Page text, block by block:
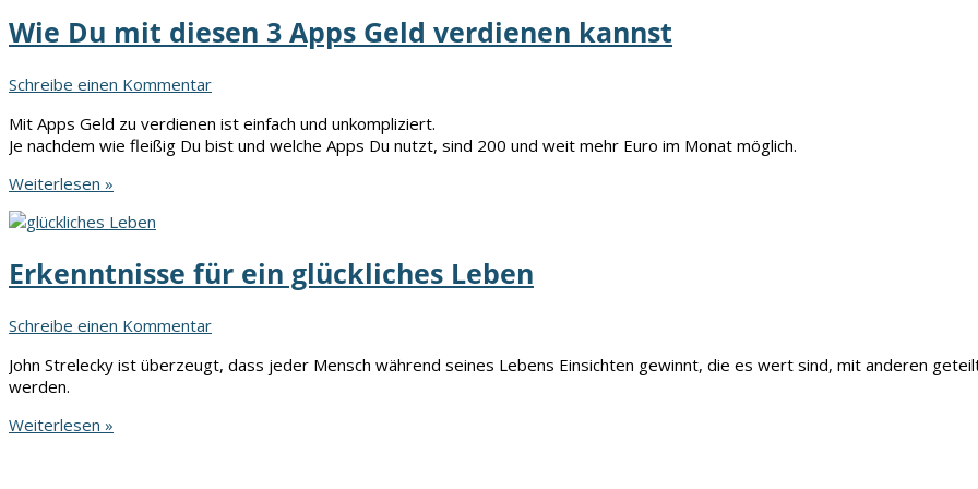
orientiertes
Unternehmertum
Wie Du mit diesen 3 Apps Geld verdienen kannst
Schreibe einen Kommentar
Mit Apps Geld zu verdienen ist einfach und unkompliziert.
Je nachdem wie fleißig Du bist und welche Apps Du nutzt, sind 200 und weit mehr Euro im Monat möglich.
Wie
mit
3
Apps
verdienen
kannst
Weiterlesen »
Erkenntnisse für ein glückliches Leben
Schreibe einen Kommentar
John Strelecky ist überzeugt, dass jeder Mensch während seines Lebens Einsichten gewinnt, die es wert sind, mit anderen
werden.
Erkenntnisse
Weiterlesen »